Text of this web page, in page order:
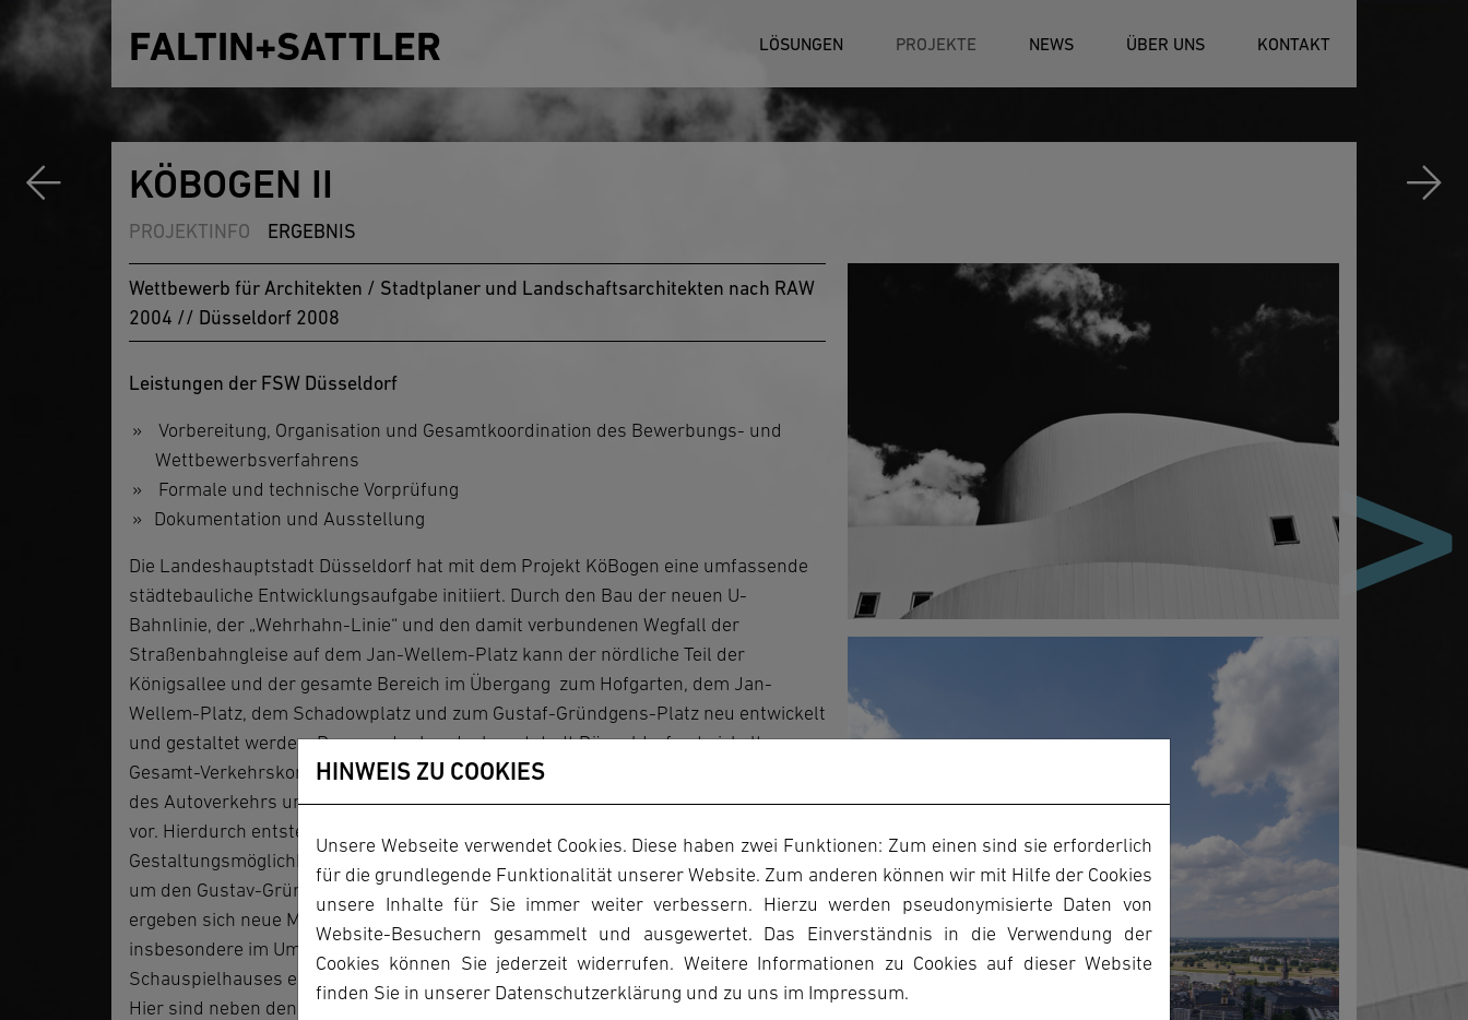
FALTIN+SATTLER LÖSUNGEN PROJEKTE NEWS ÜBER UNS KONTAKT
KÖBOGEN II
PROJEKTINFO ERGEBNIS
Wettbewerb für Architekten / Stadtplaner und Landschaftsarchitekten nach RAW
2004 // Düsseldorf 2008
Leistungen der FSW Düsseldorf
Vorbereitung, Organisation und Gesamtkoordination des Bewerbungs- und
Wettbewerbsverfahrens
Formale und technische Vorprüfung
Dokumentation und Ausstellung
Die Landeshauptstadt Düsseldorf hat mit dem Projekt KöBogen eine umfassende
städtebauliche Entwicklungsaufgabe initiiert. Durch den Bau der neuen U-
Bahnlinie, der „Wehrhahn-Linie“ und den damit verbundenen Wegfall der
Straßenbahngleise auf dem Jan-Wellem-Platz kann der nördliche Teil der
Königsallee und der gesamte Bereich im Übergang zum Hofgarten, dem Jan-
Wellem-Platz, dem Schadowplatz und zum Gustaf-Gründgens-Platz neu entwickelt
und gestaltet werden. Das von der Landeshauptstadt Düsseldorf entwickelte neue
Gesamt-Verkehrskonzept für diesen Innenstadtbereich sieht zudem die Verlegung
des Autoverkehrs unter die Erde und den Abriss der Hochstraße „Tausendfüßler“
vor. Hierdurch entstehen bisher undenkbare neue Entwicklungs- und
Gestaltungsmöglichkeiten im zentralen ca. 13 ha großen Innenstadtbereich rund
um den Gustav-Gründgens-Platz und die Einkaufsmeile der Schadowstraße. Es
ergeben sich neue Möglichkeiten für eine städtebauliche Akzentuierung, die
insbesondere im Umfeld der Solitäre des Dreischeiben-Hauses und des
Schauspielhauses eine besondere Prägnanz für Düsseldorf bekommen können.
Hier sind neben den Überlegungen zur alternativen Neuordnung und Arrondierung
>>
HINWEIS ZU COOKIES
Unsere Webseite verwendet Cookies. Diese haben zwei Funktionen: Zum einen sind sie erforderlich
für die grundlegende Funktionalität unserer Website. Zum anderen können wir mit Hilfe der Cookies
unsere Inhalte für Sie immer weiter verbessern. Hierzu werden pseudonymisierte Daten von
Website-Besuchern gesammelt und ausgewertet. Das Einverständnis in die Verwendung der
Cookies können Sie jederzeit widerrufen. Weitere Informationen zu Cookies auf dieser Website
finden Sie in unserer Datenschutzerklärung und zu uns im Impressum.